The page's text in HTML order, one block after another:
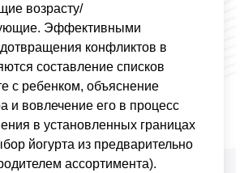
возрасту/
Эффективными
конфликтов в
составление списков
с ребенком, объяснение
и вовлечение его в процесс
в установленных границах
йогурта из предварительно
ассортимента).